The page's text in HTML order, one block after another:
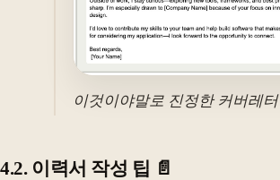
이것이야말로 진정한 커버레
4.2. 이력서 작성 팁 📄